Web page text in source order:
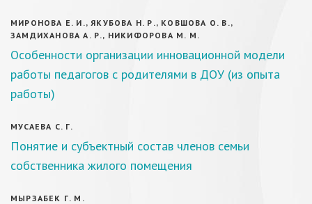
МИРОНОВА Е. И., ЯКУБОВА Н. Р., КОВШОВА О. В.,
ЗАМДИХАНОВА А. Р., НИКИФОРОВА М. М.
Особенности организации инновационной модели
работы педагогов с родителями в ДОУ (из опыта
работы)
МУСАЕВА С. Г.
Понятие и субъектный состав членов семьи
собственника жилого помещения
МЫРЗАБЕК Г. М.